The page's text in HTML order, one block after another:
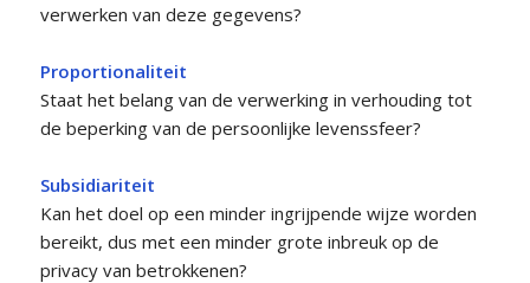
verwerken van deze gegevens?
Proportionaliteit
Staat het belang van de verwerking in verhouding tot
de beperking van de persoonlijke levenssfeer?
Subsidiariteit
Kan het doel op een minder ingrijpende wijze worden
bereikt, dus met een minder grote inbreuk op de
privacy van betrokkenen?